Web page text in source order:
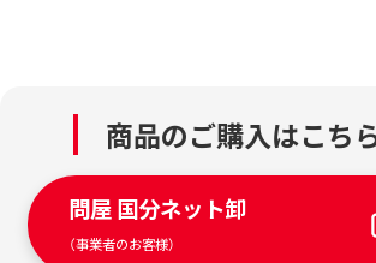
商品のご購入はこち
問屋 国分ネット卸
（事業者のお客様）